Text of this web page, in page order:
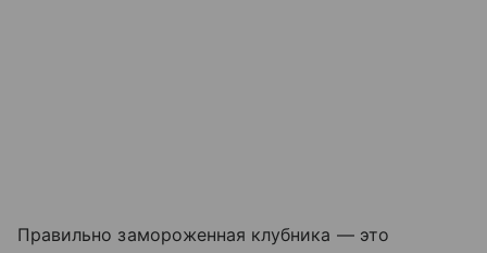
Правильно замороженная клубника — это